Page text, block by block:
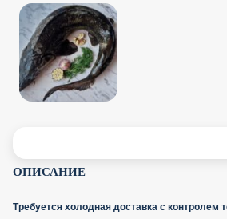
ОПИСАНИЕ
Требуется холодная доставка с контролем